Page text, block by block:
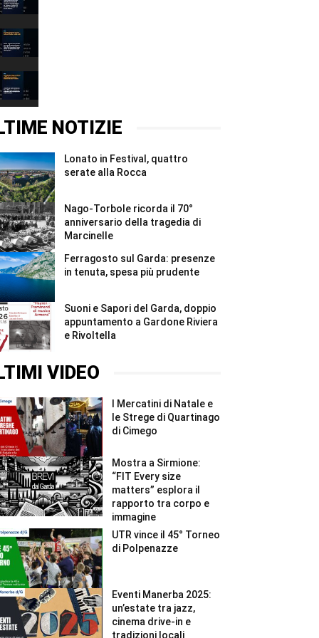
nelle
valli
Garda:
presenze
ma
meno
valore
#Shorts
NOTIZIE
Lonato in Festival, quattro
serate alla Rocca
Nago-Torbole ricorda il 70°
anniversario della tragedia di
Marcinelle
Ferragosto sul Garda: presenze
in tenuta, spesa più prudente
Suoni e Sapori del Garda, doppio
appuntamento a Gardone Riviera
e Rivoltella
VIDEO
I Mercatini di Natale e
le Strege di Quartinago
di Cimego
Mostra a Sirmione:
“FIT Every size
matters” esplora il
rapporto tra corpo e
immagine
UTR vince il 45° Torneo
di Polpenazze
Eventi Manerba 2025:
un’estate tra jazz,
cinema drive-in e
tradizioni locali